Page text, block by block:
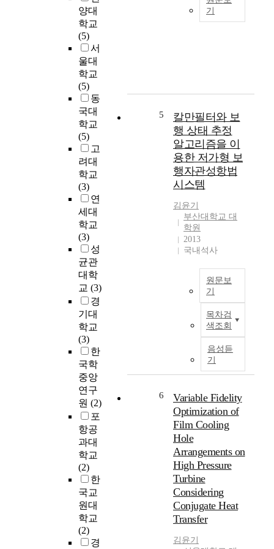
양대
학교
(5)
서
울대
학교
(5)
동
국대
학교
(5)
고
려대
학교
(3)
연
세대
학교
(3)
성
균관
대학
교 (3)
경
기대
학교
(3)
한
국학
중앙
연구
원 (2)
포
항공
과대
학교
(2)
한
국교
원대
학교
(2)
경
o
흰
기
5
칼만필터와 보
행 상태 추정
알고리즘을 이
용한 저가형 보
행자관성항법
시스템
김윤기
부산대학교 대
학원
2013
국내석사
원문보
기
목차검
색조회
음성듣
기
6
Variable Fidelity
Optimization of
Film Cooling
Hole
Arrangements on
High Pressure
Turbine
Considering
Conjugate Heat
Transfer
김윤기